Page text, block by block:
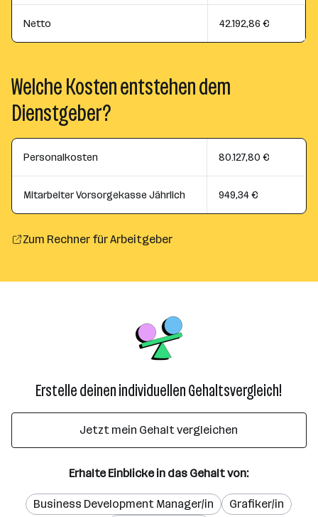
Netto 42.192,86 €
Welche Kosten entstehen dem
Dienstgeber?
Personalkosten 80.127,80 €
Mitarbeiter Vorsorgekasse Jährlich 949,34 €
Zum Rechner für Arbeitgeber
Erstelle deinen individuellen Gehaltsvergleich!
Jetzt mein Gehalt vergleichen
Erhalte Einblicke in das Gehalt von:
Business Development Manager/in
Grafiker/in